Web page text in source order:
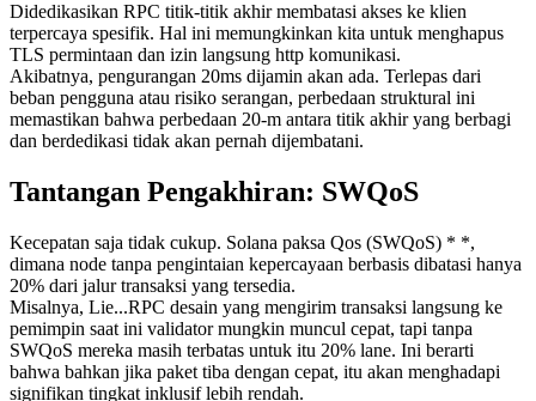
Didedikasikan RPC titik-titik akhir membatasi akses ke klien
terpercaya spesifik. Hal ini memungkinkan kita untuk menghapus
TLS permintaan dan izin langsung http komunikasi.
Akibatnya, pengurangan 20ms dijamin akan ada. Terlepas dari
beban pengguna atau risiko serangan, perbedaan struktural ini
memastikan bahwa perbedaan 20-m antara titik akhir yang berbagi
dan berdedikasi tidak akan pernah dijembatani.
Tantangan Pengakhiran: SWQoS
Kecepatan saja tidak cukup. Solana paksa Qos (SWQoS) * *,
dimana node tanpa pengintaian kepercayaan berbasis dibatasi hanya
20% dari jalur transaksi yang tersedia.
Misalnya, Lie...RPC desain yang mengirim transaksi langsung ke
pemimpin saat ini validator mungkin muncul cepat, tapi tanpa
SWQoS mereka masih terbatas untuk itu 20% lane. Ini berarti
bahwa bahkan jika paket tiba dengan cepat, itu akan menghadapi
signifikan tingkat inklusif lebih rendah.